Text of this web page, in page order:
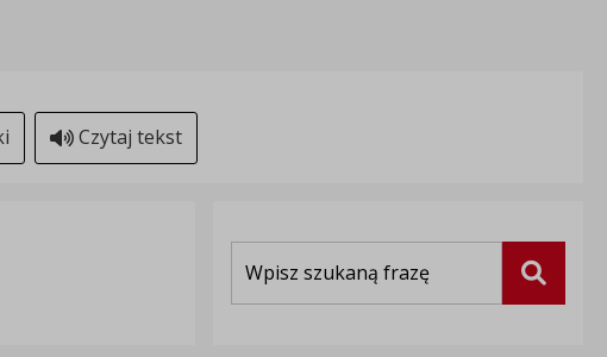
Czytaj tekst
Szukaj